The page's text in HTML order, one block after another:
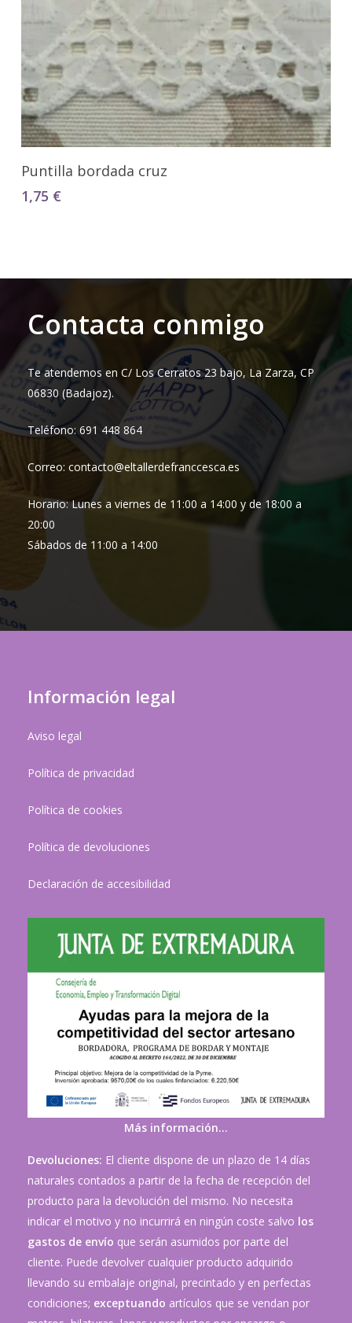
Seleccionar Opciones
Puntilla bordada cruz
1,75 €
Contacta conmigo
Te atendemos en C/ Los Cerratos 23 bajo, La Zarza, CP
06830 (Badajoz).
Teléfono: 691 448 864
Correo: contacto@eltallerdefranccesca.es
Horario: Lunes a viernes de 11:00 a 14:00 y de 18:00 a
20:00
Sábados de 11:00 a 14:00
Información legal
Aviso legal
Política de privacidad
Política de cookies
Política de devoluciones
Declaración de accesibilidad
Más información…
Devoluciones: El cliente dispone de un plazo de 14 días
naturales contados a partir de la fecha de recepción del
producto para la devolución del mismo. No necesita
indicar el motivo y no incurrirá en ningún coste salvo los
gastos de envío que serán asumidos por parte del
cliente. Puede devolver cualquier producto adquirido
llevando su embalaje original, precintado y en perfectas
condiciones; exceptuando artículos que se vendan por